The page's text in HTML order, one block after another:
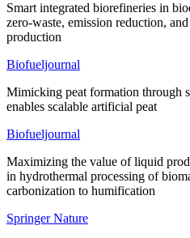
Smart integrated biorefineries in
zero-waste, emission reduction,
production
Biofueljournal
Mimicking peat formation through
enables scalable artificial peat
Biofueljournal
Maximizing the value of liquid
in hydrothermal processing of
carbonization to humification
Springer Nature